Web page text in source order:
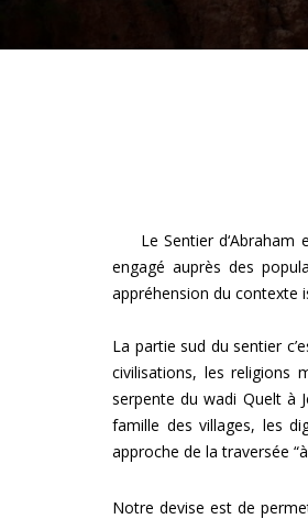
Le Sentier d‘Abraham
engagé auprès des
appréhension du contexte
La partie sud du sentier
civilisations, les religions
serpente du wadi Quelt à
famille des villages, les
approche de la traversée
Notre devise est de